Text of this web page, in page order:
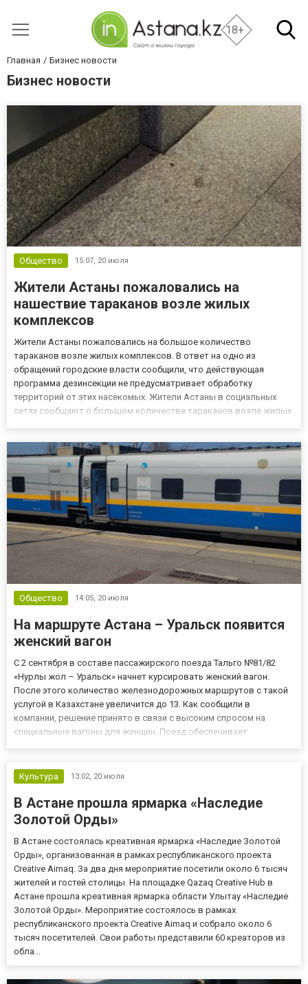
18+
Главная Бизнес новости
Бизнес новости
Общество 15:07, 20 июля
Жители Астаны пожаловались на
нашествие тараканов возле жилых
комплексов
Жители Астаны пожаловались на большое количество
тараканов возле жилых комплексов. В ответ на одно из
обращений городские власти сообщили, что действующая
программа дезинсекции не предусматривает обработку
территорий от этих насекомых. Жители Астаны в социальных
сетях сообщают о большом количестве тараканов возле жилых
Мәңгілік Ел и улицы Бухар...
Общество 14:05, 20 июля
На маршруте Астана – Уральск появится
женский вагон
С 2 сентября в составе пассажирского поезда Тальго №81/82
«Нурлы жол – Уральск» начнет курсировать женский вагон.
После этого количество железнодорожных маршрутов с такой
услугой в Казахстане увеличится до 13. Как сообщили в
компании, решение принято в связи с высоким спросом на
специальные вагоны для женщин. Поезд обеспечивает
девять останов...
Культура 13:02, 20 июля
В Астане прошла ярмарка «Наследие
Золотой Орды»
В Астане состоялась креативная ярмарка «Наследие Золотой
Орды», организованная в рамках республиканского проекта
Creative Aimaq. За два дня мероприятие посетили около 6 тысяч
жителей и гостей столицы. На площадке Qazaq Creative Hub в
Астане прошла креативная ярмарка области Улытау «Наследие
Золотой Орды». Мероприятие состоялось в рамках
республиканского проекта Creative Aimaq и собрало около 6
тысяч посетителей. Свои работы представили 60 креаторов из
обла...